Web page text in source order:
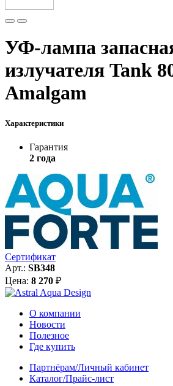
УФ-лампа
излучателя Tank
Amalgam
Характеристики
Гарантия
2 года
Сертификат
Арт.: SB348
Цена: 8 270 ₽
О компании
Новости
Полезное
Где купить
Партнёрам/Личный кабинет
Каталог/Прайс-лист